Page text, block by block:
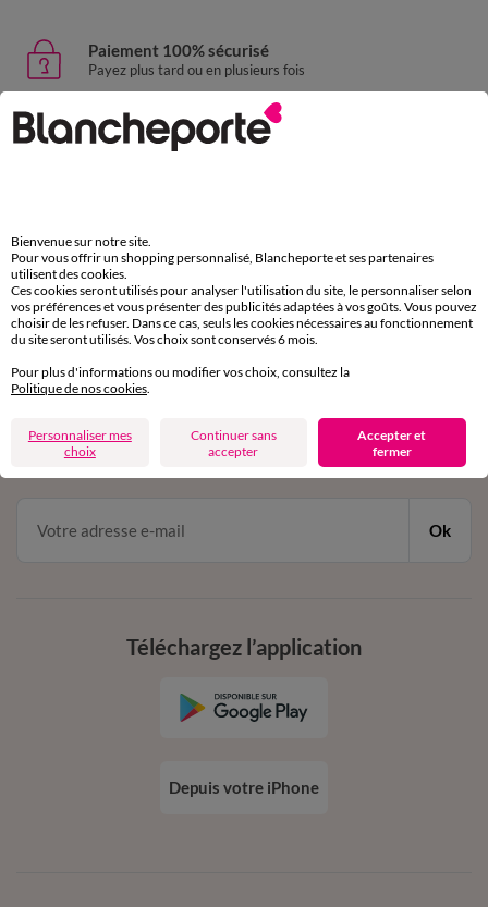
Paiement 100% sécurisé
Payez plus tard ou en plusieurs fois
Livraison express
domicile, relais, consignes automatiques
Service clients
par chat et par téléphone
de 8h00 à 20h00 du lundi au samedi
en vous inscrivant à la newsletter
dès 20€ d’achat
conditions dans votre email de confirmation
Ok
Téléchargez l’application
Depuis votre iPhone
Bienvenue sur notre site.
Pour vous offrir un shopping personnalisé, Blancheporte et ses partenaires
utilisent des cookies.
Ces cookies seront utilisés pour analyser l'utilisation du site, le personnaliser selon
vos préférences et vous présenter des publicités adaptées à vos goûts. Vous pouvez
choisir de les refuser. Dans ce cas, seuls les cookies nécessaires au fonctionnement
du site seront utilisés. Vos choix sont conservés 6 mois.
Pour plus d'informations ou modifier vos choix, consultez la
Politique de nos cookies.
Personnaliser mes
choix
Continuer sans
accepter
Accepter et
fermer